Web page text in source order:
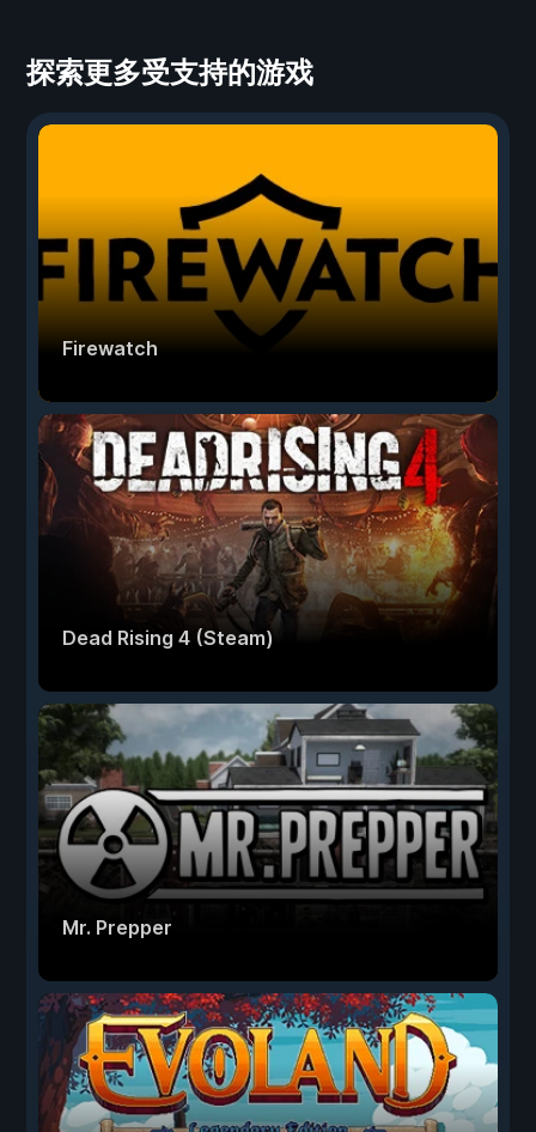
探索更多受支持的游戏
Firewatch
Dead Rising 4 (Steam)
Mr. Prepper